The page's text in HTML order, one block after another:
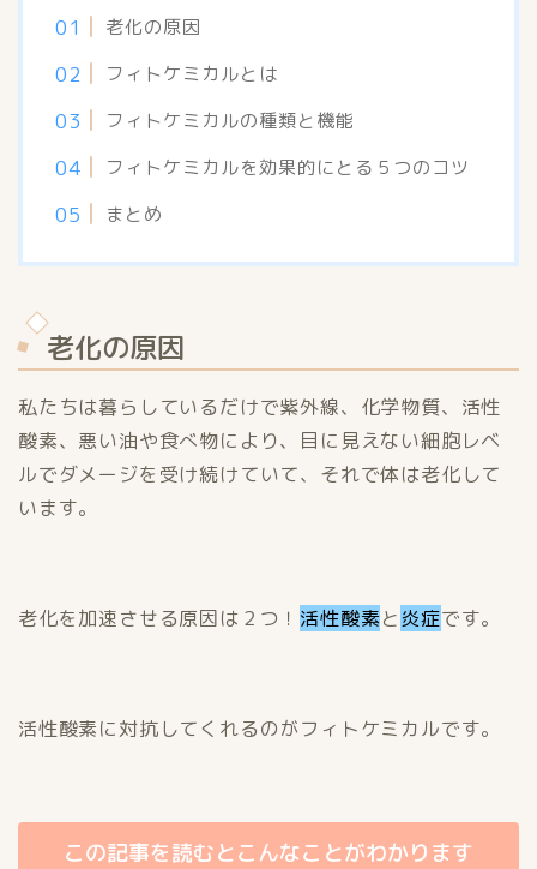
老化の原因
フィトケミカルとは
フィトケミカルの種類と機能
フィトケミカルを効果的にとる５つのコツ
まとめ
老化の原因
私たちは暮らしているだけで紫外線、化学物質、活性
酸素、悪い油や食べ物により、目に見えない細胞レベ
ルでダメージを受け続けていて、それで体は老化して
います。
老化を加速させる原因は２つ！ 活性酸素と炎症です。
活性酸素に対抗してくれるのがフィトケミカルです。
この記事を読むとこんなことがわかります